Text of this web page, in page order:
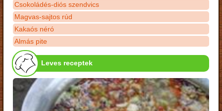
Csokoládés-diós szendvics
Magvas-sajtos rúd
Kakaós néró
Almás pite
Leves receptek